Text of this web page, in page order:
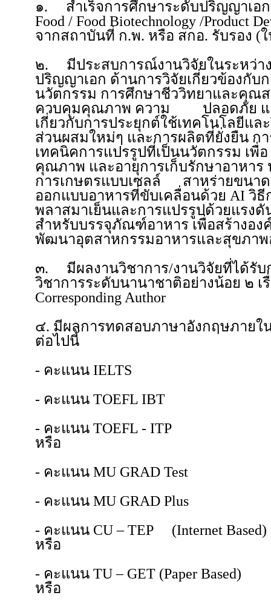
๑. สำเร็จการศึกษาระดับปริญญาเอก
Food / Food Biotechnology /Product
จากสถาบันที่ ก.พ. หรือ สกอ. รับรอง (
๒. มีประสบการณ์งานวิจัยในระหว่า
ปริญญาเอก ด้านการวิจัยเกี่ยวข้อง
นวัตกรรม การศึกษาชีววิทยาและคุณ
ควบคุมคุณภาพ ความ ปลอดภัย แล
เกี่ยวกับการประยุกต์ใช้เทคโนโลยีแ
ส่วนผสมใหม่ๆ และการผลิตที่ยั่งยืน ก
เทคนิคการแปรรูปที่เป็นนวัตกรรม
คุณภาพ และอายุการเก็บรักษาอาหา
การเกษตรแบบเซลล์ สาหร่ายขนาด
ออกแบบอาหารที่ขับเคลื่อนด้วย AI
พลาสมาเย็นและการแปรรูปด้วยแรง
สำหรับบรรจุภัณฑ์อาหาร เพื่อสร้าง
พัฒนาอุตสาหกรรมอาหารและสุขภาพ
๓. มีผลงานวิชาการ/งานวิจัยที่ได้รับ
วิชาการระดับนานาชาติอย่างน้อย ๒
Corresponding Author
๔. มีผลการทดสอบภาษาอังกฤษภายใ
ต่อไปนี้
- คะแนน IELTS ไม่น้อ
- คะแนน TOEFL IBT ไ
- คะแนน TOEFL - ITP ไ
หรือ
- คะแนน MU GRAD Test
- คะแนน MU GRAD Plus
- คะแนน CU – TEP (Internet
หรือ
- คะแนน TU – GET (Paper
หรือ